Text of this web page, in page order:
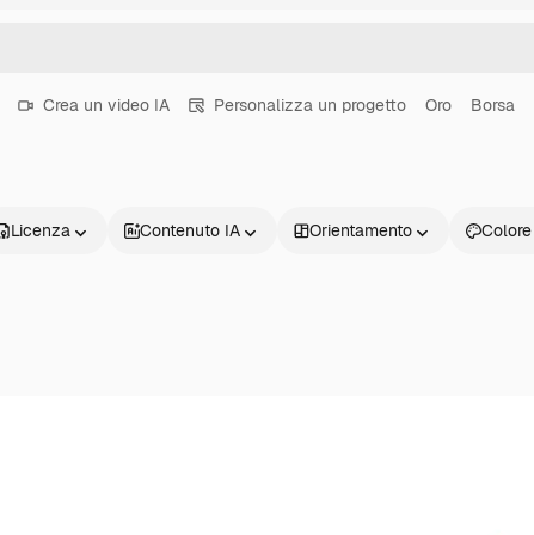
Crea un video IA Personalizza un progetto Oro Borsa
Licenza Contenuto IA Orientamento Colore